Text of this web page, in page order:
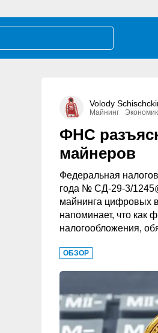
Volody
Майнинг
ФНС
майнеров
Федеральная
года № СД-29-3/
майнинга цифровых
напоминает, что как
налогообложения,
ОБЗОР